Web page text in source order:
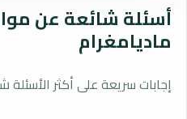
أسئلة شائعة عن
ماديامغرام
إجابات سريعة على أكثر الأسئلة